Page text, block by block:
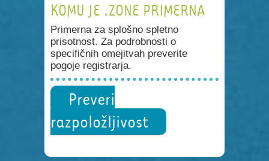
KOMU JE .ZONE PRIMERNA
Primerna za splošno spletno
prisotnost. Za podrobnosti o
specifičnih omejitvah preverite
pogoje registrarja.
Preveri
razpoložljivost